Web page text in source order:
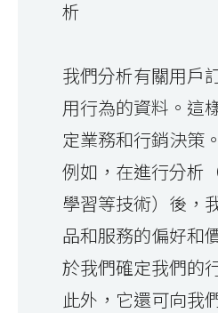
析
我們分析有關用戶
用行為的資料。這
定業務和行銷決策。
例如，在進行分析
學習等技術）後，
品和服務的偏好和
於我們確定我們的
此外，它還可向我